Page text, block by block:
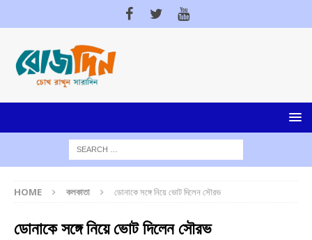
HOME কলকাতা ডোনাকে সঙ্গে নিয়ে ভোট দিলেন সৌরভ
ডোনাকে সঙ্গে নিয়ে ভোট দিলেন সৌরভ